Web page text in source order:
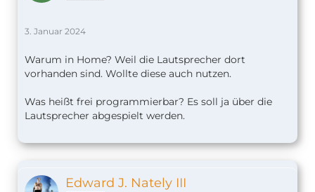
3. Januar 2024
Warum in Home? Weil die Lautsprecher dort
vorhanden sind. Wollte diese auch nutzen.
Was heißt frei programmierbar? Es soll ja über die
Lautsprecher abgespielt werden.
Edward J. Nately III